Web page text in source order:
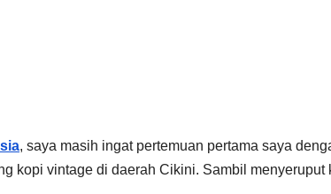
, saya masih ingat pertemuan pertama saya
kopi vintage di daerah Cikini. Sambil menyeruput